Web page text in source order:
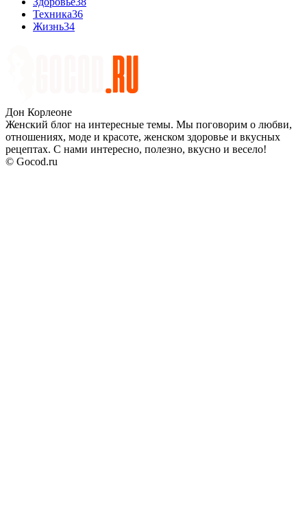
Техника36
Жизнь34
Дон Корлеоне
Женский блог на интересные темы. Мы поговорим о любви,
отношениях, моде и красоте, женском здоровье и вкусных
рецептах. С нами интересно, полезно, вкусно и весело!
© Gocod.ru